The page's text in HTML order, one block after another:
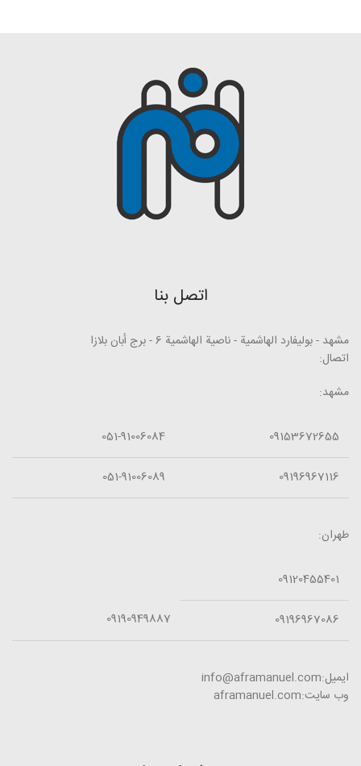
اتصل بنا
مشهد - بوليفارد الهاشمية - ناصية الهاشمية 6 - برج أبان بلازا
اتصال:
مشهد:
09153672655
051-91006084
09196967116
051-91006089
طهران:
09120455401
09196967086
09190949887
ایمیل:info@aframanuel.com
وب سایت:aframanuel.com